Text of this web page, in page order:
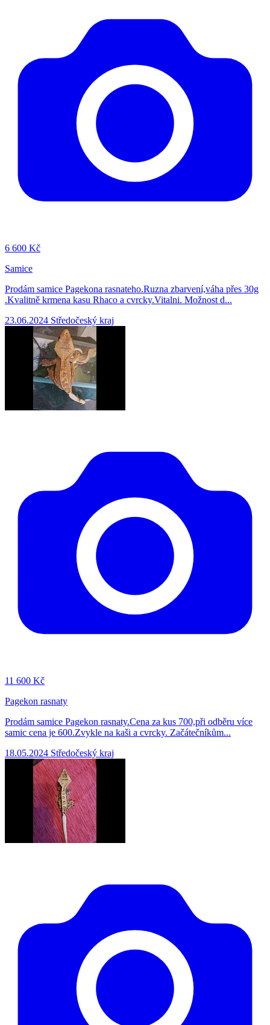
6 600 Kč
Samice
Prodám samice Pagekona rasnateho.Ruzna zbarvení,váha přes 30g
.Kvalitně krmena kasu Rhaco a cvrcky.Vitalni. Možnost d...
23.06.2024 Středočeský kraj
11 600 Kč
Pagekon rasnaty
Prodám samice Pagekon rasnaty.Cena za kus 700,při odběru více
samic cena je 600.Zvykle na kaši a cvrcky. Začátečníkům...
18.05.2024 Středočeský kraj